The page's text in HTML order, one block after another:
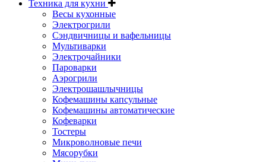
Техника для кухни
Весы кухонные
Электрогрили
Сэндвичницы и вафельницы
Мультиварки
Электрочайники
Пароварки
Аэрогрили
Электрошашлычницы
Кофемашины капсульные
Кофемашины автоматические
Кофеварки
Тостеры
Микроволновые печи
Мясорубки